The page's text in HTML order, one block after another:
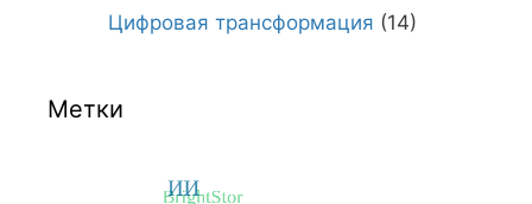
Цифровая трансформация (14)
Метки